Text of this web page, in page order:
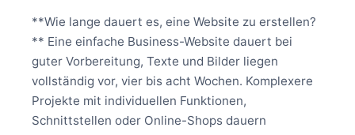
**Wie lange dauert es, eine Website zu erstellen?
** Eine einfache Business-Website dauert bei
guter Vorbereitung, Texte und Bilder liegen
vollständig vor, vier bis acht Wochen. Komplexere
Projekte mit individuellen Funktionen,
Schnittstellen oder Online-Shops dauern